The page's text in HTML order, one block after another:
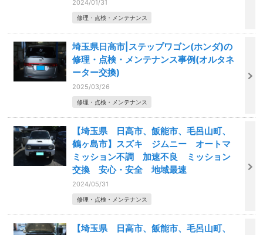
2024/01/31
修理・点検・メンテナンス
埼玉県日高市|ステップワゴン(ホンダ)の
修理・点検・メンテナンス事例(オルタネ
ーター交換)
2025/03/26
修理・点検・メンテナンス
【埼玉県 日高市、飯能市、毛呂山町、
鶴ヶ島市】スズキ ジムニー オートマ
ミッション不調 加速不良 ミッション
交換 安心・安全 地域最速
2024/05/31
修理・点検・メンテナンス
【埼玉県 日高市、飯能市、毛呂山町、